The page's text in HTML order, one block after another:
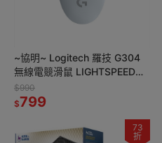
~協明~ Logitech 羅技 G304
無線電競滑鼠 LIGHTSPEED無
線技術 長效電力續航
$990
$799
73
折